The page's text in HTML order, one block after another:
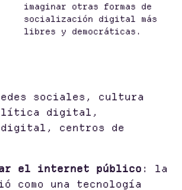
imaginar otras formas de
socialización digital más
libres y democráticas.
sociales, cultura
digital,
digital, centros de
el internet público : la
como una tecnología